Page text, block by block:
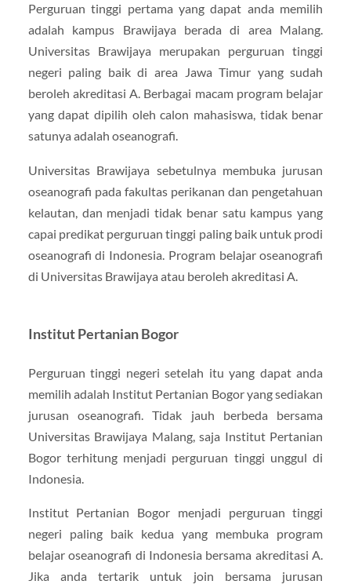
Perguruan tinggi pertama yang dapat anda memilih
adalah kampus Brawijaya berada di area Malang.
Universitas Brawijaya merupakan perguruan tinggi
negeri paling baik di area Jawa Timur yang sudah
beroleh akreditasi A. Berbagai macam program belajar
yang dapat dipilih oleh calon mahasiswa, tidak benar
satunya adalah oseanografi.
Universitas Brawijaya sebetulnya membuka jurusan
oseanografi pada fakultas perikanan dan pengetahuan
kelautan, dan menjadi tidak benar satu kampus yang
capai predikat perguruan tinggi paling baik untuk prodi
oseanografi di Indonesia. Program belajar oseanografi
di Universitas Brawijaya atau beroleh akreditasi A.
Institut Pertanian Bogor
Perguruan tinggi negeri setelah itu yang dapat anda
memilih adalah Institut Pertanian Bogor yang sediakan
jurusan oseanografi. Tidak jauh berbeda bersama
Universitas Brawijaya Malang, saja Institut Pertanian
Bogor terhitung menjadi perguruan tinggi unggul di
Indonesia.
Institut Pertanian Bogor menjadi perguruan tinggi
negeri paling baik kedua yang membuka program
belajar oseanografi di Indonesia bersama akreditasi A.
Jika anda tertarik untuk join bersama jurusan